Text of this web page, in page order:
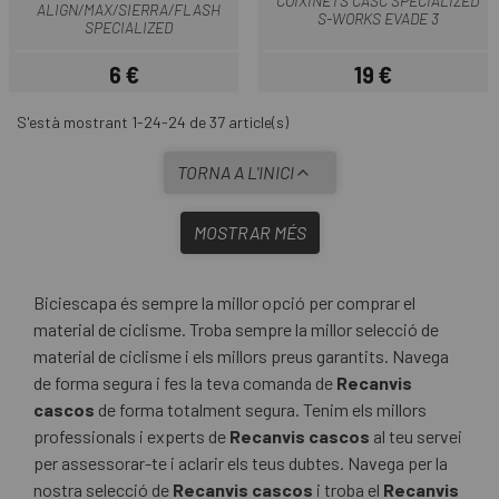
ALIGN/MAX/SIERRA/FLASH
SPECIALIZED
Preu
6 €
S-WORKS EVADE 3
Preu
19 €
S'està mostrant 1-24-24 de 37 article(s)
TORNA A L'INICI
MOSTRAR MÉS
Biciescapa és sempre la millor opció per comprar el
material de ciclisme. Troba sempre la millor selecció de
material de ciclisme i els millors preus garantits. Navega
de forma segura i fes la teva comanda de Recanvis
cascos de forma totalment segura. Tenim els millors
professionals i experts de Recanvis cascos al teu servei
per assessorar-te i aclarir els teus dubtes. Navega per la
nostra selecció de Recanvis cascos i troba el Recanvis